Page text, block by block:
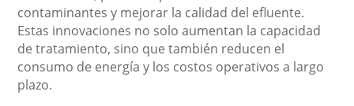
contaminantes y mejorar la calidad del efluente.
Estas innovaciones no solo aumentan la capacidad
de tratamiento, sino que también reducen el
consumo de energía y los costos operativos a largo
plazo.